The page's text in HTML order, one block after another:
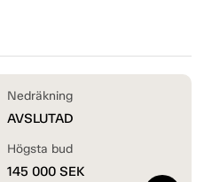
Nedräkning
AVSLUTAD
Högsta bud
145 000 SEK